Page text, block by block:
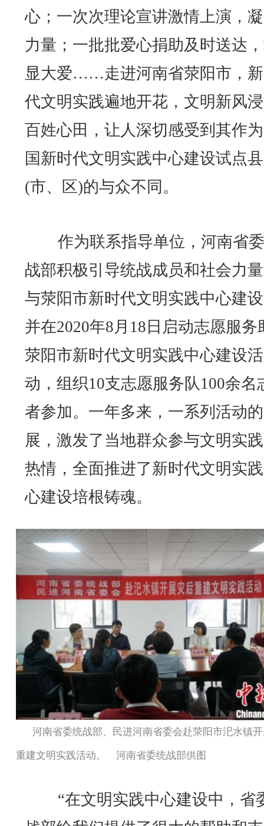
心；一次次理论宣讲激情上演，
力量；一批批爱心捐助及时送达
显大爱……走进河南省荥阳市，
代文明实践遍地开花，文明新风
百姓心田，让人深切感受到其作
国新时代文明实践中心建设试点县
(市、区)的与众不同。
作为联系指导单位，河南省
战部积极引导统战成员和社会力
与荥阳市新时代文明实践中心建
并在2020年8月18日启动志愿服务
荥阳市新时代文明实践中心建设活
动，组织10支志愿服务队100余名
者参加。一年多来，一系列活动
展，激发了当地群众参与文明实
热情，全面推进了新时代文明实
心建设培根铸魂。
河南省委统战部、民进河南省委会赴荥阳市汜水镇
重建文明实践活动。 河南省委统战部供图
“在文明实践中心建设中，省